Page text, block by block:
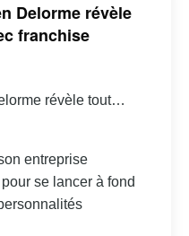
Delorme révèle
franchise
révèle tout…
entreprise
se lancer à fond